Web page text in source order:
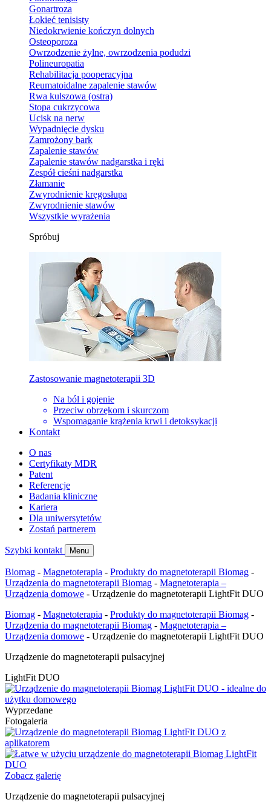
Gonartroza
Łokieć tenisisty
Niedokrwienie kończyn dolnych
Osteoporoza
Owrzodzenie żylne, owrzodzenia podudzi
Polineuropatia
Rehabilitacja pooperacyjna
Reumatoidalne zapalenie stawów
Rwa kulszowa (ostra)
Stopa cukrzycowa
Ucisk na nerw
Wypadnięcie dysku
Zamrożony bark
Zapalenie stawów
Zapalenie stawów nadgarstka i ręki
Zespół cieśni nadgarstka
Złamanie
Zwyrodnienie kręgosłupa
Zwyrodnienie stawów
Wszystkie wyrażenia
Spróbuj
Zastosowanie magnetoterapii 3D
Na ból i gojenie
Przeciw obrzękom i skurczom
Wspomaganie krążenia krwi i detoksykacji
Kontakt
O nas
Certyfikaty MDR
Patent
Referencje
Badania kliniczne
Kariera
Dla uniwersytetów
Zostań partnerem
Szybki kontakt Menu
Biomag - Magnetoterapia - Produkty do magnetoterapii Biomag -
Urządzenia do magnetoterapii Biomag - Magnetoterapia –
Urządzenia domowe - Urządzenie do magnetoterapii LightFit DUO
Biomag - Magnetoterapia - Produkty do magnetoterapii Biomag -
Urządzenia do magnetoterapii Biomag - Magnetoterapia –
Urządzenia domowe - Urządzenie do magnetoterapii LightFit DUO
Urządzenie do magnetoterapii pulsacyjnej
LightFit DUO
Wyprzedane
Fotogaleria
Zobacz galerię
Urządzenie do magnetoterapii pulsacyjnej